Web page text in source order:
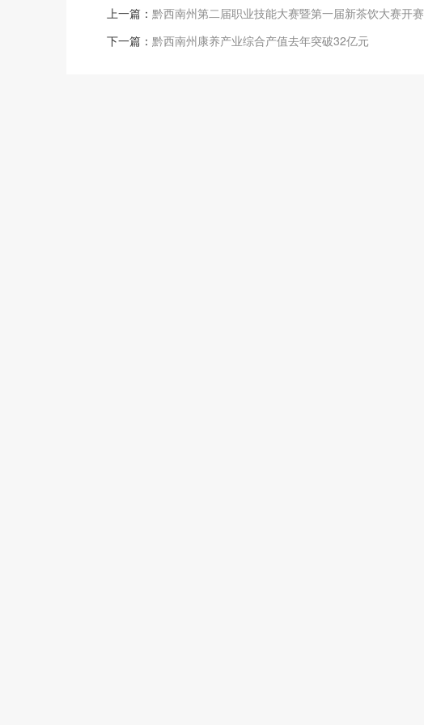
上一篇： 黔西南州第二届职业技能大赛暨第一届新茶饮大赛开赛
下一篇： 黔西南州康养产业综合产值去年突破32亿元